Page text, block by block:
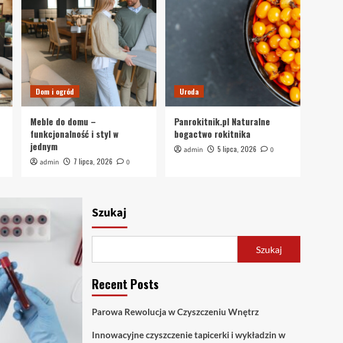
1
Parowa Rewolucja w
Czyszczeniu Wnętrz
Innowacyjne czyszczenie
tapicerki i wykładzin w
Warszawie – ParoVan
Dom i ogród
Innowacyjne i
5
Dom i ogród
Meble do domu –
funkcjonalność i styl w
jednym
admin 7 lipca, 2026 0
Uroda
Panrokitnik.pl Naturalne
bogactwo rokitnika
admin 5 lipca, 2026 0
Szukaj
Szukaj
Recent Posts
Parowa Rewolucja w Czyszczeniu Wnętrz
Innowacyjne czyszczenie tapicerki i wykładzin w